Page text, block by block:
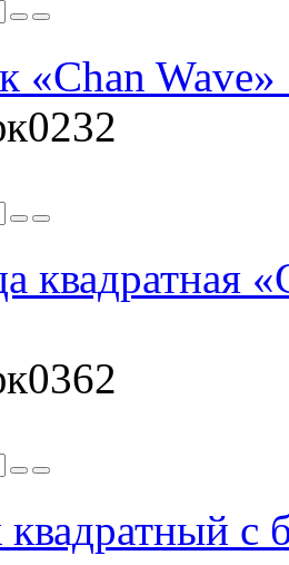
«Chan
квадратная
квадратный с